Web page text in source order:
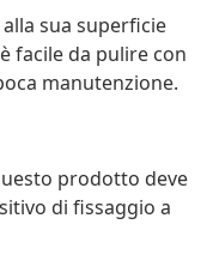
sua superficie
facile da pulire con
manutenzione.
prodotto deve
di fissaggio a